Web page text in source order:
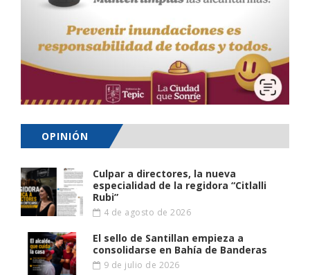
OPINIÓN
Culpar a directores, la nueva
especialidad de la regidora “Citlalli
Rubi”
4 de agosto de 2026
El sello de Santillan empieza a
consolidarse en Bahía de Banderas
9 de julio de 2026